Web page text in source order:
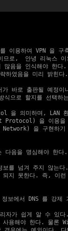
이용하여 VPN 을 구
로,  안녕 리눅스 이
음을 인식해야 한다
하였음을 미리 밝힌다
바로 출판될 예정이
으로 할지를 선택하
의미하며, LAN 환
Protocol) 을 이용을
을 구현하기
다음을 명심해야 한다.
를 넘겨 주지 않는다
지 못한다. 즉, 이런
보에서 DNS 를 강제
가 쉽게 알 수 있다
용해야 한다. 물론